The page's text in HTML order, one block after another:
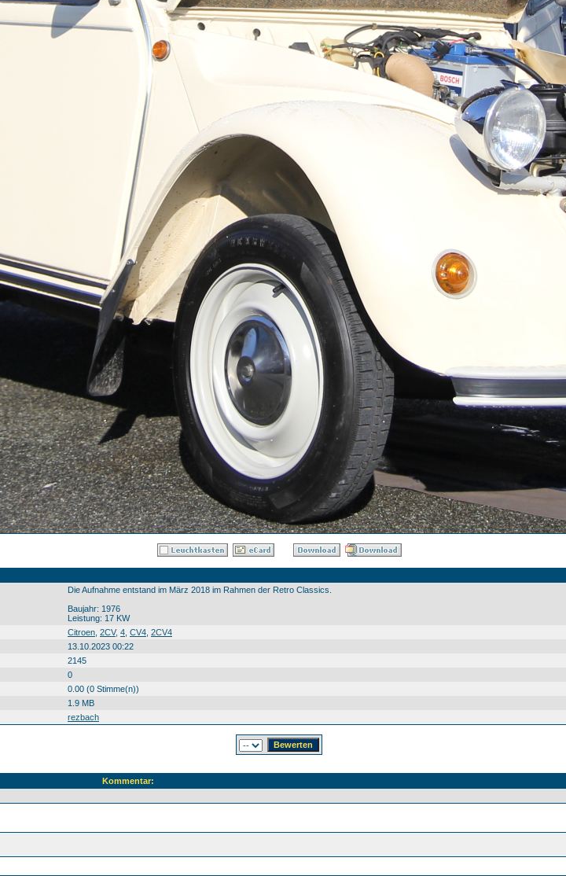
Die Aufnahme entstand im März 2018 im Rahmen der Retro Classics.
Baujahr: 1976
Leistung: 17 KW
Citroen 2CV, 4 CV4 2CV4
13.10.2023 00:22
2145
0
0.00 (0 Stimme(n))
1.9 MB
rezbach
Kommentar: